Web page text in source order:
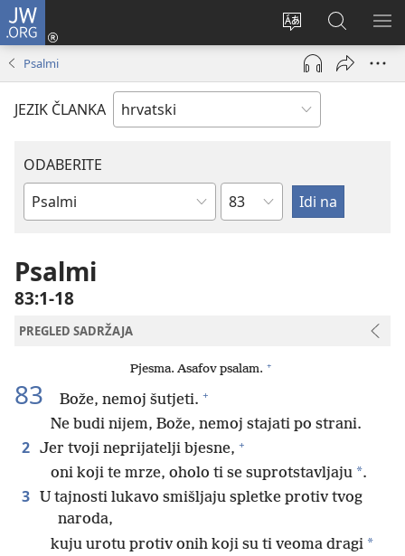
JW.ORG
Promijeni
jezik
Prijava
(otvara
prozor)
JW.ORG
|
Pretraga
Psalmi
JEZIK ČLANKA
ODABERITE
Biblijska
Poglavlje
Psalmi
83:1-18
PREGLED SADRŽAJA
Pjesma. Asafov psalam. +
83 Bože, nemoj šutjeti. +
Ne budi nijem, Bože, nemoj stajati po strani.
2 Jer tvoji neprijatelji bjesne, +
oni koji te mrze, oholo ti se suprotstavljaju *.
3
U tajnosti lukavo smišljaju spletke protiv tvog
naroda,
kuju urotu protiv onih koji su ti veoma dragi *